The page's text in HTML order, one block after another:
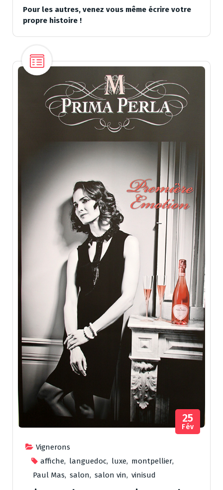
Pour les autres, venez vous même écrire votre
propre histoire !
Vignerons
affiche, languedoc, luxe, montpellier,
Paul Mas, salon, salon vin, vinisud
25
Fév